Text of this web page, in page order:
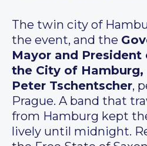
The twin city of
the event, and the
Mayor and
the City of Hamburg,
Peter Tschentscher,
Prague. A band that
from Hamburg kept
lively until midnight.